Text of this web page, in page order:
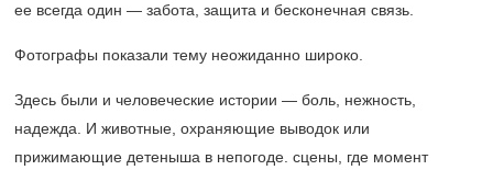
ее всегда один — забота, защита и бесконечная связь.
Фотографы показали тему неожиданно широко.
Здесь были и человеческие истории — боль, нежность,
надежда. И животные, охраняющие выводок или
прижимающие детеныша в непогоде. сцены, где момент